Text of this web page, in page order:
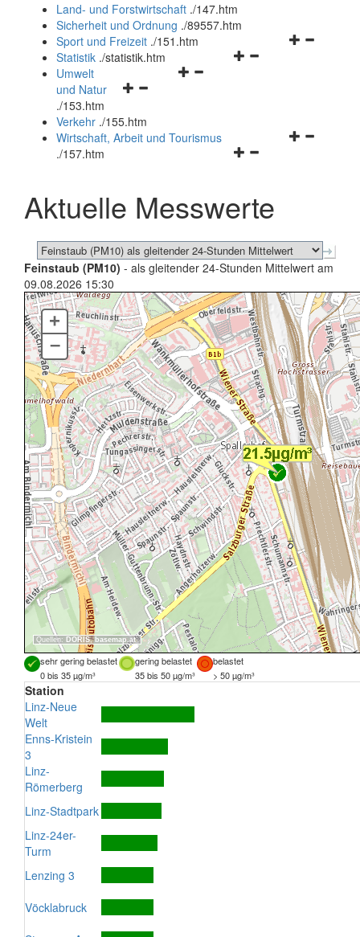
und
schließen
Land- und Forstwirtschaft ./147.htm
Sicherheit und Ordnung ./89557.htm
Navigationsmenü
Sport und Freizeit ./151.htm
Navigationsmenü
Statistik ./statistik.htm
Navigationsmenü
und
schließen
Umwelt
und Natur
./153.htm
Verkehr ./155.htm
Navigationsmenü
schließen
Wirtschaft, Arbeit und Tourismus
./157.htm
Aktuelle Messwerte
Feinstaub (PM10) - als gleitender 24-Stunden Mittelwert am
09.08.2026 15:30
Quellen: DORIS, basemap.at
+
–
sehr gering belastet gering belastet
belastet
0 bis 35 µg/m³
35 bis 50 µg/m³ > 50 µg/m³
Station
Linz-Neue
Welt
Enns-Kristein
3
Linz-
Römerberg
Linz-Stadtpark
Linz-24er-
Turm
Lenzing 3
Vöcklabruck